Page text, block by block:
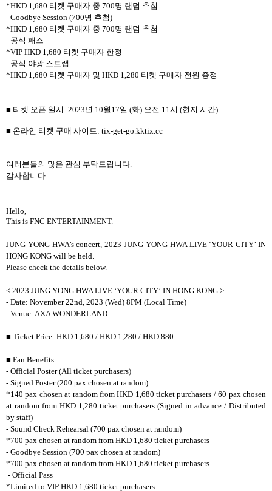
*HKD 1,680 티켓 구매자 중 700명 랜덤 추첨
- Goodbye Session (700명 추첨)
*HKD 1,680 티켓 구매자 중 700명 랜덤 추첨
- 공식 패스
*VIP HKD 1,680 티켓 구매자 한정
- 공식 야광 스트랩
*HKD 1,680 티켓 구매자 및 HKD 1,280 티켓 구매자 전원 증정
■ 티켓 오픈 일시 : 2023년 10월 17일 (화) 오전 11 시 (현지 시간)
■ 온라인 티켓 구매 사이트 : tix-get-go.kktix.cc
여러분들의 많은 관심 부탁드립니다
감사합니다
Hello,
This is FNC ENTERTAINMENT.
JUNG YONG HWA’s concert, 2023 JUNG YONG HWA LIVE ‘YOUR CITY’ IN
HONG KONG will be held.
Please check the details below.
< 2023 JUNG YONG HWA LIVE ‘YOUR CITY’ IN HONG KONG >
- Date: November 22nd, 2023 (Wed) 8PM (Local Time)
- Venue: AXA WONDERLAND
■ Ticket Price: HKD 1,680 / HKD 1,280 / HKD 880
■ Fan Benefits:
- Official Poster (All ticket purchasers)
- Signed Poster (200 pax chosen at random)
*140 pax chosen at random from HKD 1,680 ticket purchasers / 60 pax chosen
at random from HKD 1,280 ticket purchasers (Signed in advance / Distributed
by staff)
- Sound Check Rehearsal (700 pax chosen at random)
*700 pax chosen at random from HKD 1,680 ticket purchasers
- Goodbye Session (700 pax chosen at random)
*700 pax chosen at random from HKD 1,680 ticket purchasers
- Official Pass
*Limited to VIP HKD 1,680 ticket purchasers